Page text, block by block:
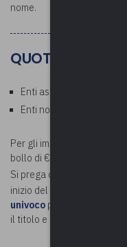
nome.
QUOTE
Enti associati: Gratuito
Enti non associati: €
Per gli importi superiori a
bollo di € 2,00.
Si prega di
inizio del corso,
univoco per la
il titolo e la data del corso.